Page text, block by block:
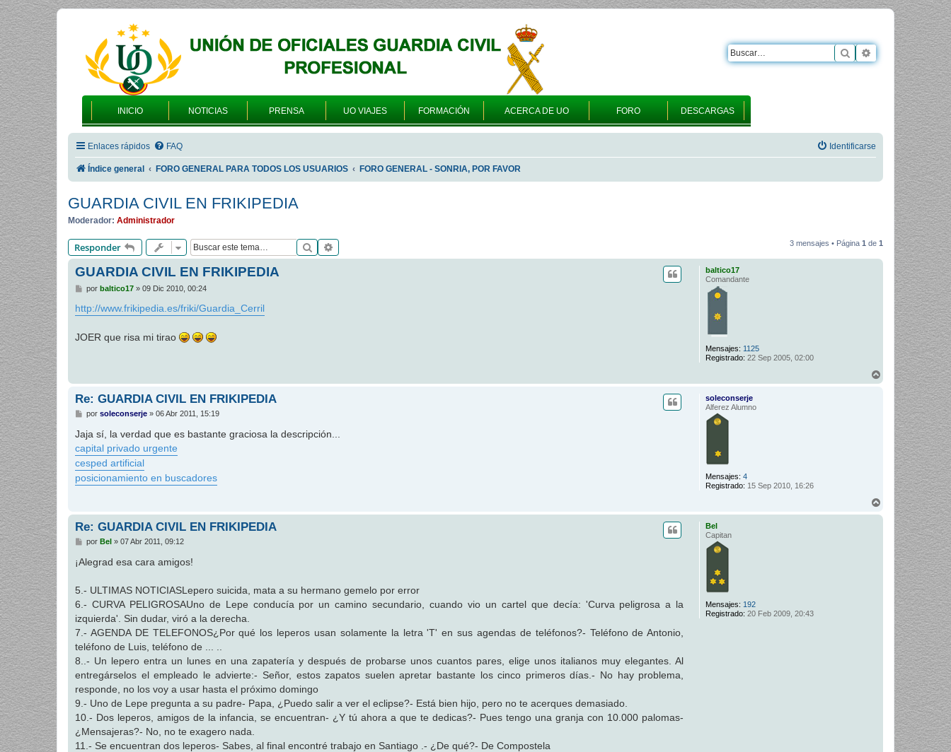
INICIO NOTICIAS PRENSA UO VIAJES FORMACIÓN ACERCA DE UO FORO DESCARGAS
Buscar Búsqueda
Enlaces rápidos FAQ Identificarse
Índice general FORO GENERAL PARA TODOS LOS USUARIOS FORO GENERAL - SONRIA, POR FAVOR
GUARDIA CIVIL EN FRIKIPEDIA
Moderador: Administrador
Responder Buscar 3 mensajes • Página 1 de 1
baltico17
Comandante
Mensajes: 1125
Registrado: 22 Sep 2005, 02:00
GUARDIA CIVIL EN FRIKIPEDIA
M
n
s
j
e
por baltico17» 09 Dic 2010, 00:24
http://www.frikipedia.es/friki/Guardia_Cerril
JOER que risa mi tirao
soleconserje
Alferez Alumno
Mensajes: 4
Registrado: 15 Sep 2010, 16:26
Re: GUARDIA CIVIL EN FRIKIPEDIA
M
n
s
a
j
e
por soleconserje» 06 Abr 2011, 15:19
Jaja sí, la verdad que es bastante graciosa la descripción...
capital privado urgente
cesped artificial
posicionamiento en buscadores
Bel
Capitan
Mensajes: 192
Registrado: 20 Feb 2009, 20:43
Re: GUARDIA CIVIL EN FRIKIPEDIA
M
n
s
por Bel» 07 Abr 2011, 09:12
¡Alegrad esa cara amigos!
5.- ULTIMAS NOTICIASLepero suicida, mata a su hermano gemelo por error
6.- CURVA PELIGROSAUno de Lepe conducía por un camino secundario, cuando vio un cartel que decía: 'Curva peligrosa a la
izquierda'. Sin dudar, viró a la derecha.
7.- AGENDA DE TELEFONOS¿Por qué los leperos usan solamente la letra 'T' en sus agendas de teléfonos?- Teléfono de Antonio,
teléfono de Luis, teléfono de ... ..
8..- Un lepero entra un lunes en una zapatería y después de probarse unos cuantos pares, elige unos italianos muy elegantes. Al
entregárselos el empleado le advierte:- Señor, estos zapatos suelen apretar bastante los cinco primeros días.- No hay problema,
responde, no los voy a usar hasta el próximo domingo
9.- Uno de Lepe pregunta a su padre- Papa, ¿Puedo salir a ver el eclipse?- Está bien hijo, pero no te acerques demasiado.
10.- Dos leperos, amigos de la infancia, se encuentran- ¿Y tú ahora a que te dedicas?- Pues tengo una granja con 10.000 palomas-
¿Mensajeras?- No, no te exagero nada.
11.- Se encuentran dos leperos- Sabes, al final encontré trabajo en Santiago .- ¿De qué?- De Compostela